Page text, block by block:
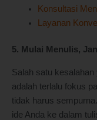
Konsultasi
Layanan
5. Mulai Menulis,
Salah satu
adalah terlalu fokus
tidak harus
ide Anda ke dalam